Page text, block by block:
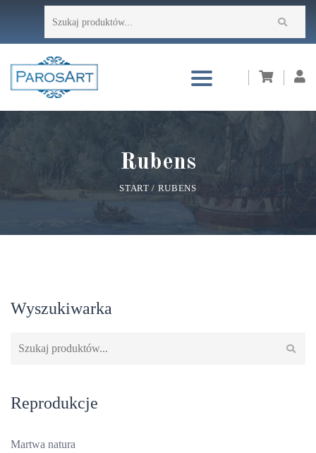
Rubens
START / RUBENS
Wyszukiwarka
Reprodukcje
Martwa natura